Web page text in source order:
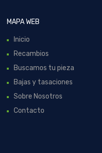
MAPA WEB
Inicio
Recambios
Buscamos tu pieza
Bajas y tasaciones
Sobre Nosotros
Contacto